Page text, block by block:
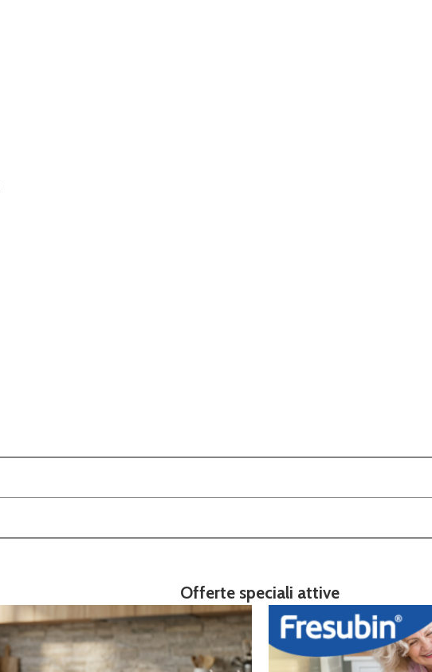
Offerte speciali attive